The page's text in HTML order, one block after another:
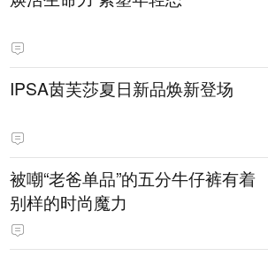
IPSA茵芙莎夏日新品焕新登场
被嘲“老爸单品”的五分牛仔裤有着
别样的时尚魔力